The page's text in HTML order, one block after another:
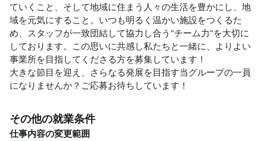
ていくこと、そして地域に住まう人々の生活を豊かにし、地
域を元気にすること。いつも明るく温かい施設をつくるた
め、スタッフが一致団結して協力し合う"チーム力"を大切に
しております。この思いに共感し私たちと一緒に、よりよい
事業所を目指してくださる方を募集しています！
大きな節目を迎え、さらなる発展を目指す当グループの一員
になりませんか？ご応募お待ちしています！
その他の就業条件
仕事内容の変更範囲